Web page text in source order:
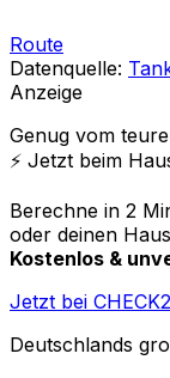
Route
Datenquelle:
Anzeige
Genug vom
⚡️ Jetzt beim
Berechne in 2
oder deinen
Kostenlos &
Jetzt bei
Deutschlands